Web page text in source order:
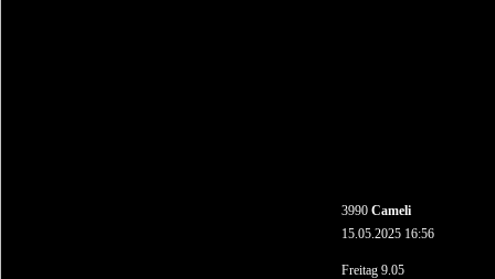
3990 Cameli
15.05.2025 16:56
Freitag 9.05